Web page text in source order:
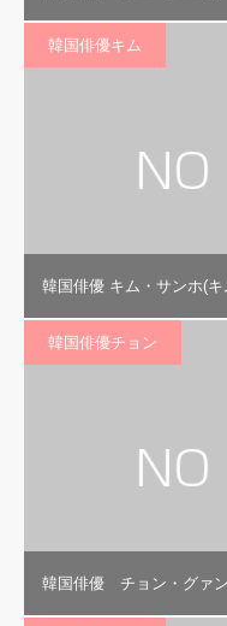
韓国俳優キム
韓国俳優 キム・サンホ(
韓国俳優チョン
韓国俳優 チョン・グァ